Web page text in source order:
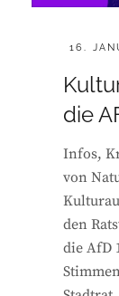
POSTED
16.
die
Infos,
von
den
die AfD